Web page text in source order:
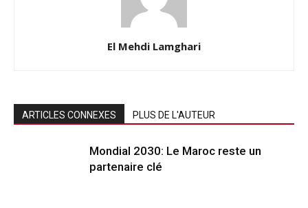
El Mehdi Lamghari
ARTICLES CONNEXES PLUS DE L'AUTEUR
Mondial 2030: Le Maroc reste un
partenaire clé